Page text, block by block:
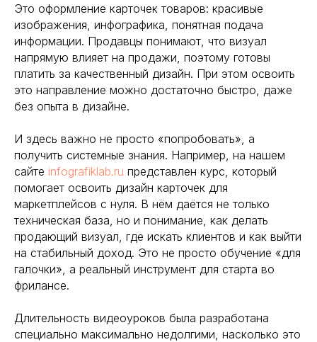
Это оформление карточек товаров: красивые
изображения, инфографика, понятная подача
информации. Продавцы понимают, что визуал
напрямую влияет на продажи, поэтому готовы
платить за качественный дизайн. При этом освоить
это направление можно достаточно быстро, даже
без опыта в дизайне.
И здесь важно не просто «попробовать», а
получить системные знания. Например, на нашем
сайте infografiklab.ru представлен курс, который
помогает освоить дизайн карточек для
маркетплейсов с нуля. В нём даётся не только
техническая база, но и понимание, как делать
продающий визуал, где искать клиентов и как выйти
на стабильный доход. Это не просто обучение «для
галочки», а реальный инструмент для старта во
фрилансе.
Длительность видеоуроков была разработана
специально максимально недолгими, насколько это